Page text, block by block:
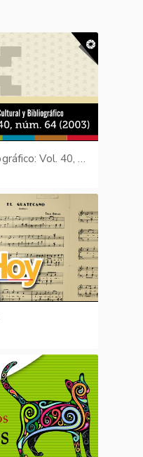
Boletín Cultural y Bibliográfico: Vol. 40, núm. 64 (2003)